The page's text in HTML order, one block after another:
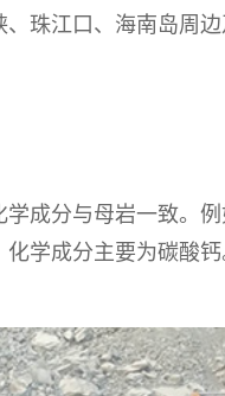
珠江口、海南岛周边
成分与母岩一致。
学成分主要为碳酸